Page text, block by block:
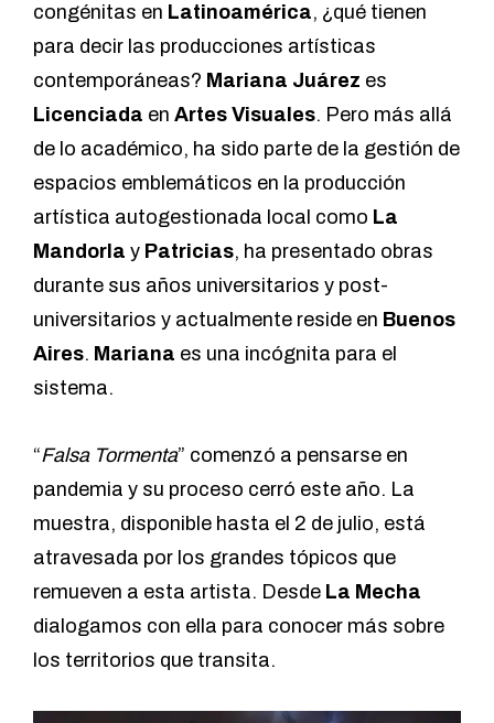
congénitas en Latinoamérica, ¿qué tienen
para decir las producciones artísticas
contemporáneas? Mariana Juárez es
Licenciada en Artes Visuales. Pero más allá
de lo académico, ha sido parte de la gestión de
espacios emblemáticos en la producción
artística autogestionada local como La
Mandorla y Patricias, ha presentado obras
durante sus años universitarios y post-
universitarios y actualmente reside en Buenos
Aires. Mariana es una incógnita para el
sistema.
“Falsa Tormenta” comenzó a pensarse en
pandemia y su proceso cerró este año. La
muestra, disponible hasta el 2 de julio, está
atravesada por los grandes tópicos que
remueven a esta artista. Desde La Mecha
dialogamos con ella para conocer más sobre
los territorios que transita.